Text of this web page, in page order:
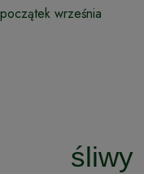
września
śliwy